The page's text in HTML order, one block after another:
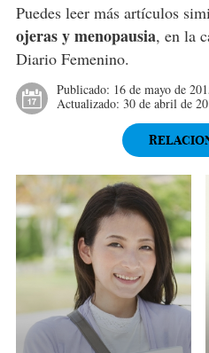
Puedes leer más artículos
ojeras y menopausia, en la
Diario Femenino.
Publicado: 16 de mayo de
Actualizado: 30 de abril de